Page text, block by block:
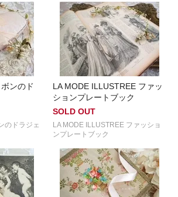
ンのド
のドラジェ
LA MODE ILLUSTREE ファッ
ションプレートブック
SOLD OUT
LA MODE ILLUSTREE ファッショ
ンプレートブック